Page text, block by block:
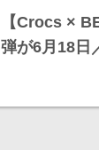
【Crocs ×
弾が6月18日